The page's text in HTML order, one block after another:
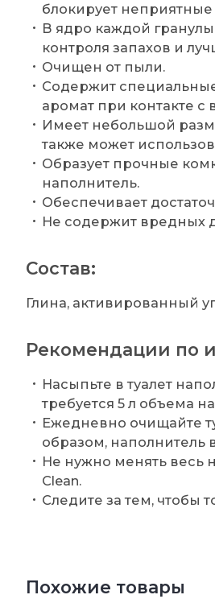
блокирует неприятные
В ядро каждой
контроля запахов и
Очищен от пыли.
Содержит
аромат при контакте с
Имеет небольшой
также может
Образует прочные
наполнитель.
Обеспечивает
Не содержит вредных
Состав:
Глина, активированный
Рекомендации по
Насыпьте в туалет
требуется 5 л объема
Ежедневно очищайте
образом, наполнитель
Не нужно менять весь
Clean.
Следите за тем, чтобы
Похожие товары